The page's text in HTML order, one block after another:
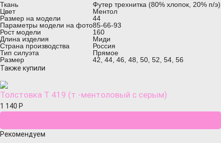
Ткань
Футер трехнитка (80% хлопок, 20% п/э)
Цвет
Ментол
Размер на модели
44
Параметры модели на фото85-66-93
Рост модели
160
Длина изделия
Миди
Страна производства
Россия
Тип силуэта
Прямое
Размер
42, 44, 46, 48, 50, 52, 54, 56
Также купили
Толстовка Т 419 (т.-ментоловый с серым)
1 140 Р
Рекомендуем